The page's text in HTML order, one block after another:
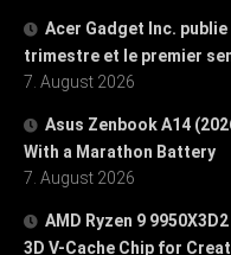
Acer Gadget Inc.
trimestre et le premier
7. August 2026
Asus Zenbook A14
With a Marathon Battery
7. August 2026
AMD Ryzen 9
3D V-Cache Chip for